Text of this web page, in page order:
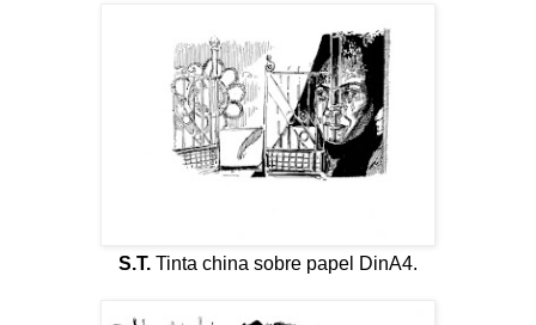
S.T. Tinta china sobre papel DinA4.